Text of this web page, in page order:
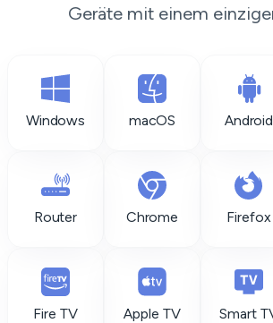
Geräte mit einem
Windows macOS Android
Router Chrome Firefox
Fire TV Apple TV Smart